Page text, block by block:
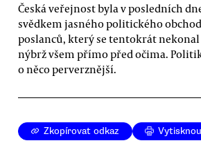
Česká veřejnost byla v posledních
svědkem jasného politického
poslanců, který se tentokrát
nýbrž všem přímo před očima.
o něco perverznější.
Zkopírovat odkaz